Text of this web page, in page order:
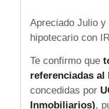
Apreciado Julio
hipotecario con
Te confirmo que
referenciadas al
concedidas por
Inmobiliarios),